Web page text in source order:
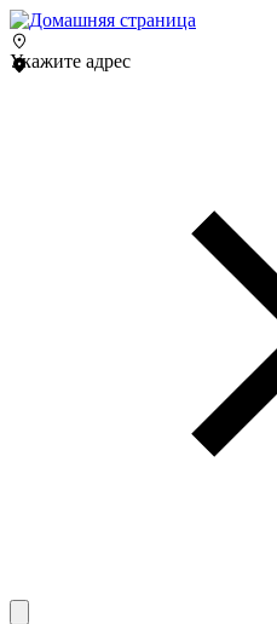
Укажите адрес